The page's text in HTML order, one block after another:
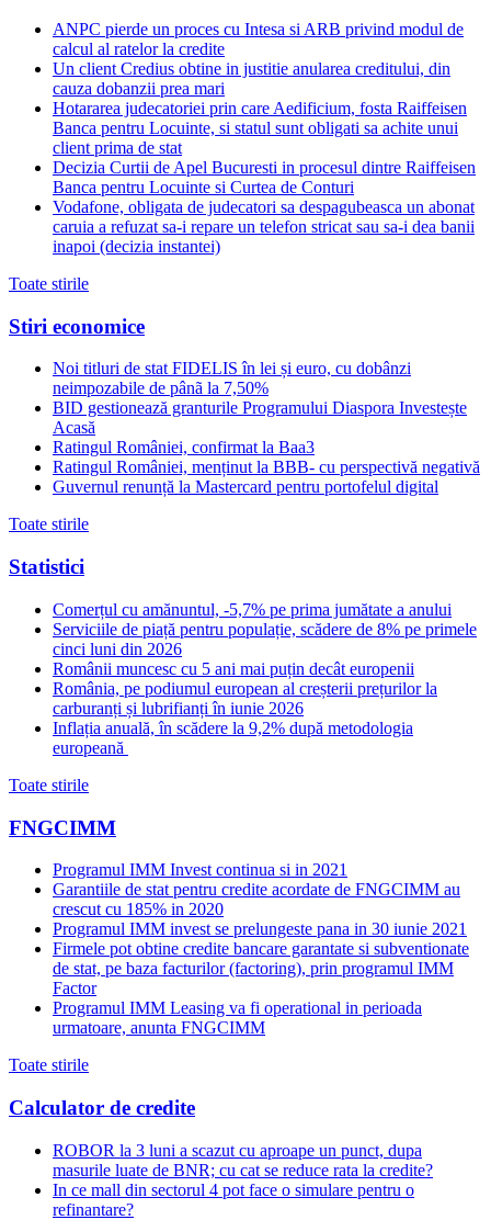
ANPC pierde un proces cu Intesa si ARB privind modul de
calcul al ratelor la credite
Un client Credius obtine in justitie anularea creditului, din
cauza dobanzii prea mari
Hotararea judecatoriei prin care Aedificium, fosta Raiffeisen
Banca pentru Locuinte, si statul sunt obligati sa achite unui
client prima de stat
Decizia Curtii de Apel Bucuresti in procesul dintre Raiffeisen
Banca pentru Locuinte si Curtea de Conturi
Vodafone, obligata de judecatori sa despagubeasca un abonat
caruia a refuzat sa-i repare un telefon stricat sau sa-i dea banii
inapoi (decizia instantei)
Toate stirile
Stiri economice
Noi titluri de stat FIDELIS în lei și euro, cu dobânzi
neimpozabile de pânã la 7,50%
BID gestionează granturile Programului Diaspora Investește
Acasă
Ratingul României, confirmat la Baa3
Ratingul României, menținut la BBB- cu perspectivă negativă
Guvernul renunță la Mastercard pentru portofelul digital
Toate stirile
Statistici
Comerțul cu amănuntul, -5,7% pe prima jumătate a anului
Serviciile de piață pentru populație, scădere de 8% pe primele
cinci luni din 2026
Românii muncesc cu 5 ani mai puțin decât europenii
România, pe podiumul european al creșterii prețurilor la
carburanți și lubrifianți în iunie 2026
Inflația anuală, în scădere la 9,2% după metodologia
europeană
Toate stirile
FNGCIMM
Programul IMM Invest continua si in 2021
Garantiile de stat pentru credite acordate de FNGCIMM au
crescut cu 185% in 2020
Programul IMM invest se prelungeste pana in 30 iunie 2021
Firmele pot obtine credite bancare garantate si subventionate
de stat, pe baza facturilor (factoring), prin programul IMM
Factor
Programul IMM Leasing va fi operational in perioada
urmatoare, anunta FNGCIMM
Toate stirile
Calculator de credite
ROBOR la 3 luni a scazut cu aproape un punct, dupa
masurile luate de BNR; cu cat se reduce rata la credite?
In ce mall din sectorul 4 pot face o simulare pentru o
refinantare?